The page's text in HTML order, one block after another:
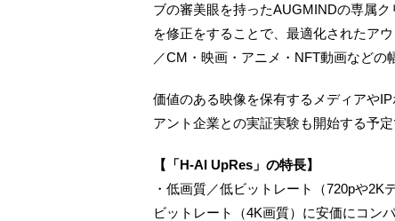
ブの審美眼を持ったAUGMINDの専属
を修正をすることで、最適化されたア
／CM・映画・アニメ・NFT動画などの
価値のある映像を保有するメディアや
アント企業との実証実験も開始する予定
【「H-AI UpRes」の特⻑】
・低画質／低ビットレート（720pや
ビットレート（4K画質）に安価にコン